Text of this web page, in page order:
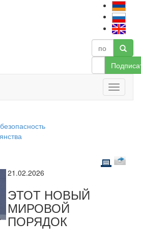
21.02.2026
ЭТОТ НОВЫЙ
МИРОВОЙ
ПОРЯДОК